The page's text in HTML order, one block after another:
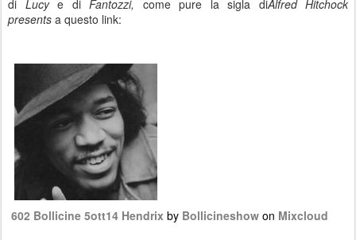
di Lucy e di Fantozzi, come pure la sigla diAlfred Hitchock
presents a questo link:
602 Bollicine 5ott14 Hendrix by Bollicineshow on Mixcloud